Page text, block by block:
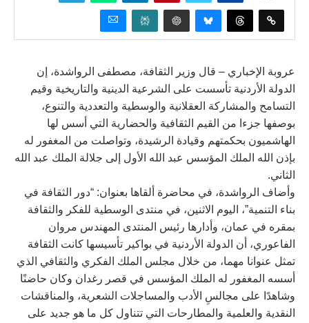
عروبة الإخباري – قال وزير الثقافة، مصطفى الرواشدة، إن
الدولة الأردنية تأسست على الشرعية الدينية والتاريخية وقيم
التسامح والمشاركة العقلانية والوسطية والتعددية والتنوع،
بوصفها جزءا من القيم الثقافية والحضارية التي أسس لها
الهاشميون بحكمتهم وقيادة الرشيدة، وتواصلت من المغفور له
بإذن الله الملك المؤسس عبد الله الأول إلى جلالة الملك عبد الله
الثاني.
وأضاف الرواشدة، في محاضرة ألقاها بعنوان: “دور الثقافة في
بناء التنمية”، اليوم الاثنين، في منتدى الوسطية للفكر والثقافة
بمقره في عمان، وأدارها رئيس المنتدى المهندس مروان
الفاعوري، أن الدولة الأردنية في بواكير تأسيسها كانت الثقافة
تمثل عنوانا مهما، من خلال مجلس الملك الفكري والثقافي الذي
أسسه المغفور له الملك المؤسس في قصر رغدان وكان حاضنًا
وشاهدًا على مجالسِ الأدب والمساجلات الشعرية، والمناقشات
النقدية والعلمية والمطارحات التي تتناول كل ما هو جديد على